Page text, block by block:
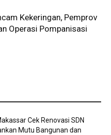
Kekeringan, Pemprov
Operasi Pompanisasi
Cek Renovasi SDN
Mutu Bangunan dan